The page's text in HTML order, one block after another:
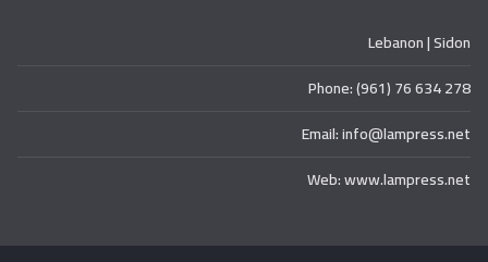
Lebanon | Sidon
Phone: (961) 76 634 278
Email: info@lampress.net
Web: www.lampress.net